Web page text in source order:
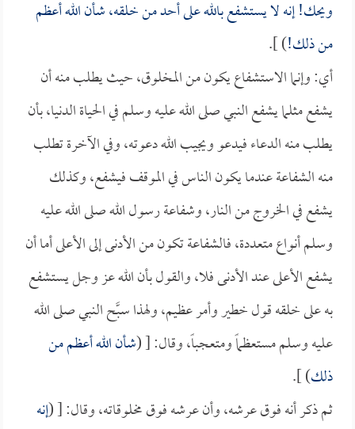
ويحك! إنه لا يستشفع بالله على أحد من خلقه، شأن الله أعظم
من ذلك!) ].
أي: وإنما الاستشفاع يكون من المخلوق، حيث يطلب منه أن
يشفع مثلما يشفع النبي صلى الله عليه وسلم في الحياة الدنيا، بأن
يطلب منه الدعاء فيدعو ويجيب الله دعوته، وفي الآخرة تطلب
منه الشفاعة عندما يكون الناس في الموقف فيشفع، وكذلك
يشفع في الخروج من النار، وشفاعة رسول الله صلى الله عليه
وسلم أنواع متعددة، فالشفاعة تكون من الأدنى إلى الأعلى أما أن
يشفع الأعلى عند الأدنى فلا، والقول بأن الله عز وجل يستشفع
به على خلقه قول خطير وأمر عظيم، ولهذا سبَّح النبي صلى الله
عليه وسلم مستعظماً ومتعجباً، وقال: [ (شأن الله أعظم من
ذلك) ].
ثم ذكر أنه فوق عرشه، وأن عرشه فوق مخلوقاته، وقال: [ (إنه